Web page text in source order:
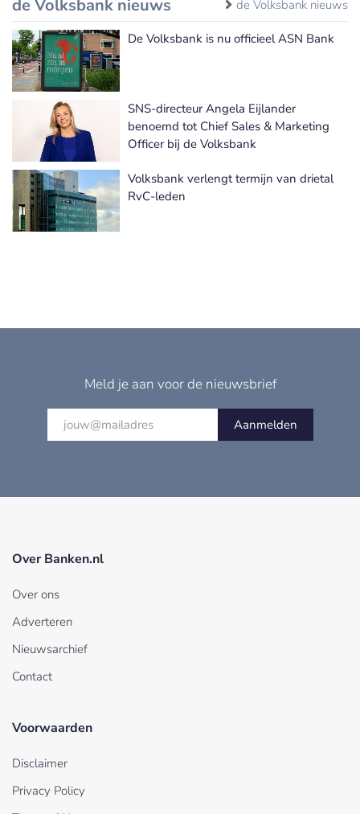
de Volksbank nieuws de Volksbank nieuws
De Volksbank is nu officieel ASN Bank
SNS-directeur Angela Eijlander
benoemd tot Chief Sales & Marketing
Officer bij de Volksbank
Volksbank verlengt termijn van drietal
RvC-leden
Meld je aan voor de nieuwsbrief
Aanmelden
Over Banken.nl
Over ons
Adverteren
Nieuwsarchief
Contact
Voorwaarden
Disclaimer
Privacy Policy